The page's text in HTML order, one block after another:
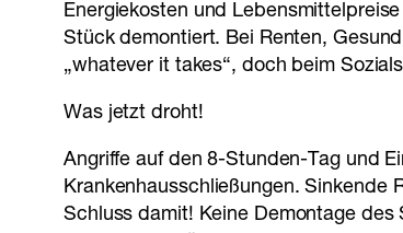
Energiekosten und
Stück demontiert. Bei Renten,
„whatever it takes“, doch beim
Was jetzt droht!
Angriffe auf den 8-Stunden-Tag und
Krankenhausschließungen. Sinkende
Schluss damit! Keine Demontage